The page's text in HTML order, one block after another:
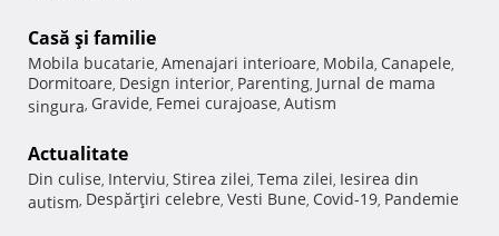
Casă şi familie
Mobila bucatarie, Amenajari interioare, Mobila, Canapele,
Dormitoare, Design interior, Parenting, Jurnal de mama
singura, Gravide, Femei curajoase, Autism
Actualitate
Din culise, Interviu, Stirea zilei, Tema zilei, Iesirea din
autism, Despărţiri celebre, Vesti Bune, Covid-19, Pandemie